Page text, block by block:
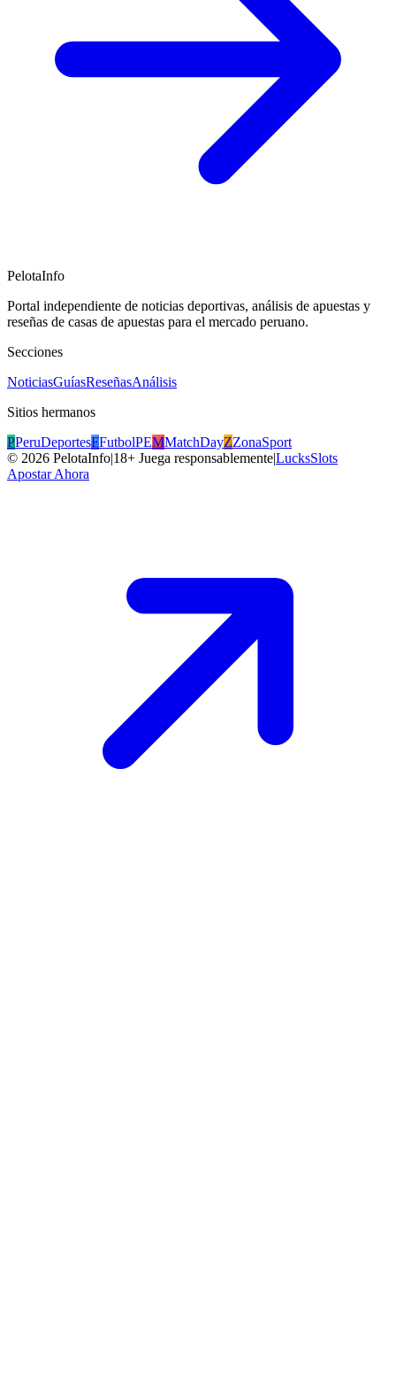
PelotaInfo
Portal independiente de noticias deportivas, análisis de apuestas y
reseñas de casas de apuestas para el mercado peruano.
Secciones
NoticiasGuíasReseñasAnálisis
Sitios hermanos
PPeruDeportesFFutbolPEMMatchDayZZonaSport
© 2026 PelotaInfo|18+ Juega responsablemente|LucksSlots
Apostar Ahora